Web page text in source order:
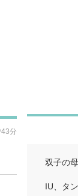
分
双子の
IU、タ